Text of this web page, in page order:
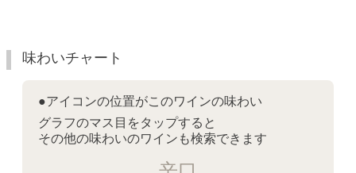
味わいチャート
●アイコンの位置がこのワインの味わい
グラフのマス目をタップすると
その他の味わいのワインも検索できます